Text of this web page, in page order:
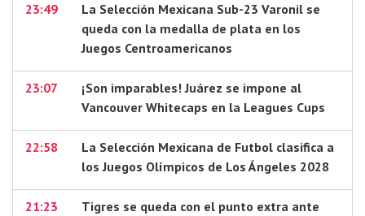
23:49
La Selección Mexicana Sub-23 Varonil se
queda con la medalla de plata en los
Juegos Centroamericanos
23:07
¡Son imparables! Juárez se impone al
Vancouver Whitecaps en la Leagues Cups
22:58
La Selección Mexicana de Futbol clasifica a
los Juegos Olímpicos de Los Ángeles 2028
21:23
Tigres se queda con el punto extra ante